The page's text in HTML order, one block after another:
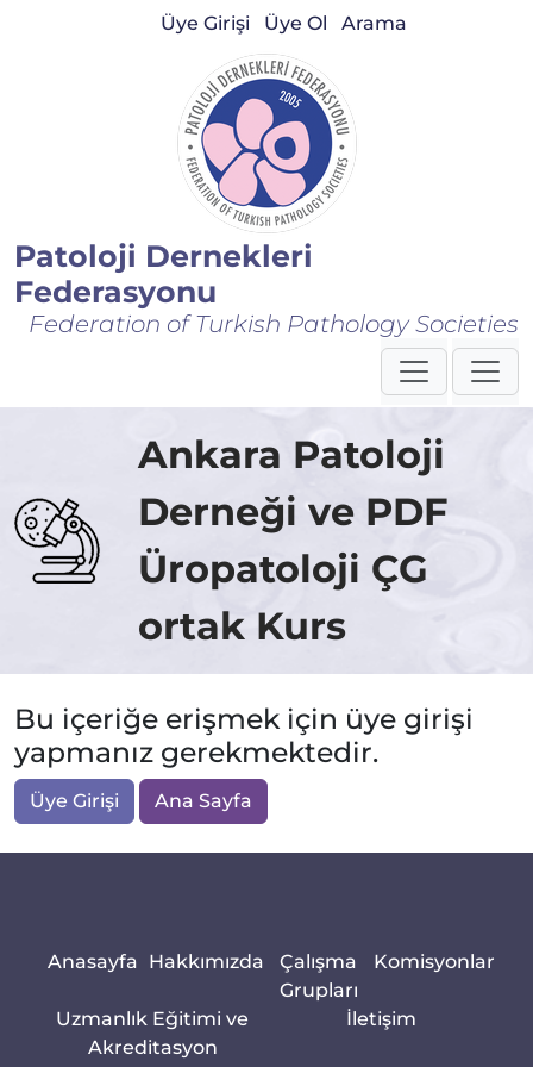
Patoloji Dernekleri
Federasyonu
Federation of Turkish Pathology Societies
Üye Girişi Üye Ol Arama
Ankara Patoloji
Derneği ve PDF
Üropatoloji ÇG
ortak Kurs
Bu içeriğe erişmek için üye girişi
yapmanız gerekmektedir.
Üye Girişi Ana Sayfa
Anasayfa Hakkımızda
Çalışma
Grupları
Komisyonlar
Uzmanlık Eğitimi ve
Akreditasyon
İletişim